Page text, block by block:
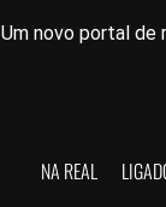
Um novo portal de
NA REAL